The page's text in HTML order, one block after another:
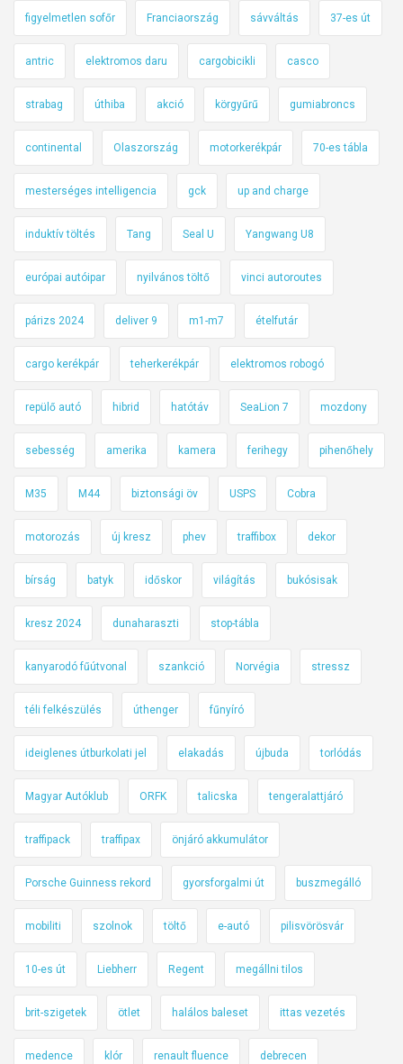
figyelmetlen sofőr Franciaország sávváltás 37-es út
antric elektromos daru cargobicikli casco
strabag úthiba akció körgyűrű gumiabroncs
continental Olaszország motorkerékpár 70-es tábla
mesterséges intelligencia gck up and charge
induktív töltés Tang Seal U Yangwang U8
európai autóipar nyilvános töltő vinci autoroutes
párizs 2024 deliver 9 m1-m7 ételfutár
cargo kerékpár teherkerékpár elektromos robogó
repülő autó hibrid hatótáv SeaLion 7 mozdony
sebesség amerika kamera ferihegy pihenőhely
M35 M44 biztonsági öv USPS Cobra
motorozás új kresz phev traffibox dekor
bírság batyk időskor világítás bukósisak
kresz 2024 dunaharaszti stop-tábla
kanyarodó fűútvonal szankció Norvégia stressz
téli felkészülés úthenger fűnyíró
ideiglenes útburkolati jel elakadás újbuda torlódás
Magyar Autóklub ORFK talicska tengeralattjáró
traffipack traffipax önjáró akkumulátor
Porsche Guinness rekord gyorsforgalmi út buszmegálló
mobiliti szolnok töltő e-autó pilisvörösvár
10-es út Liebherr Regent megállni tilos
brit-szigetek ötlet halálos baleset ittas vezetés
medence klór renault fluence debrecen